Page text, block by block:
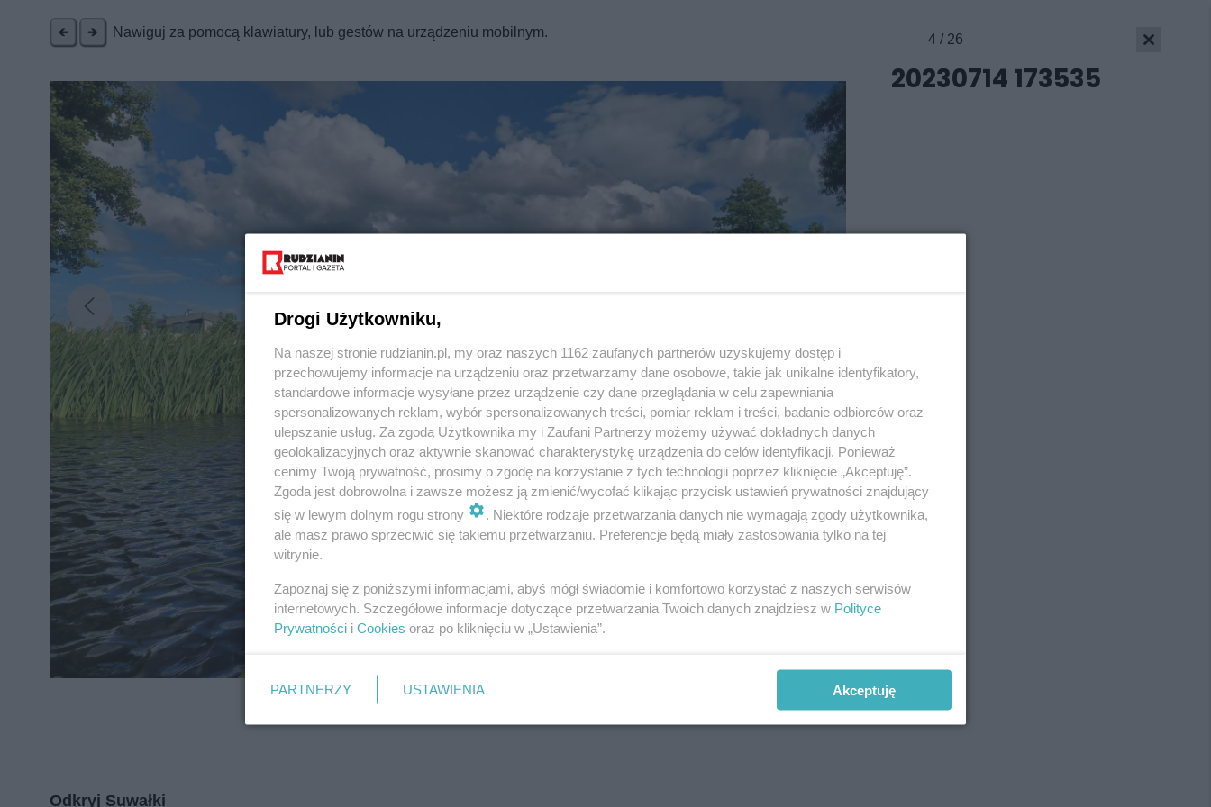
Nawiguj za pomocą klawiatury, lub gestów na urządzeniu mobilnym.
fot:
Odkryj Suwałki
4 / 26
20230714 173535
Wydawca mediów lokalnych
Piekary Śląskie
Chorzów
Katowice
Gliwice
Kontakt
Wydawca
Redakcja
Newsletter
Reklama
Drogi Użytkowniku,
Na naszej stronie rudzianin.pl, my oraz naszych 1162 zaufanych partnerów uzyskujemy dostęp i
przechowujemy informacje na urządzeniu oraz przetwarzamy dane osobowe, takie jak unikalne identyfikatory,
standardowe informacje wysyłane przez urządzenie czy dane przeglądania w celu zapewniania
spersonalizowanych reklam, wybór spersonalizowanych treści, pomiar reklam i treści, badanie odbiorców oraz
ulepszanie usług. Za zgodą Użytkownika my i Zaufani Partnerzy możemy używać dokładnych danych
geolokalizacyjnych oraz aktywnie skanować charakterystykę urządzenia do celów identyfikacji. Ponieważ
cenimy Twoją prywatność, prosimy o zgodę na korzystanie z tych technologii poprzez kliknięcie „Akceptuję”.
Zgoda jest dobrowolna i zawsze możesz ją zmienić/wycofać klikając przycisk ustawień prywatności znajdujący
się w lewym dolnym rogu strony
. Niektóre rodzaje przetwarzania danych nie wymagają zgody użytkownika,
ale masz prawo sprzeciwić się takiemu przetwarzaniu. Preferencje będą miały zastosowania tylko na tej
witrynie.
Zapoznaj się z poniższymi informacjami, abyś mógł świadomie i komfortowo korzystać z naszych serwisów
internetowych. Szczegółowe informacje dotyczące przetwarzania Twoich danych znajdziesz w Polityce
Prywatności i Cookies oraz po kliknięciu w „Ustawienia”.
PARTNERZY USTAWIENIA Akceptuję